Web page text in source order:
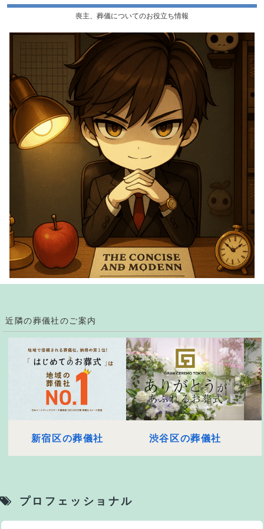
喪主、葬儀についてのお役立ち情報
近隣の葬儀社のご案内
新宿区の葬儀社 渋谷区の葬儀社
プロフェッショナル